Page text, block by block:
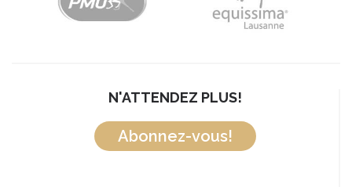
N'ATTENDEZ PLUS!
Abonnez-vous!